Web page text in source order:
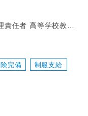
認、または直接の支
完備 制服支給